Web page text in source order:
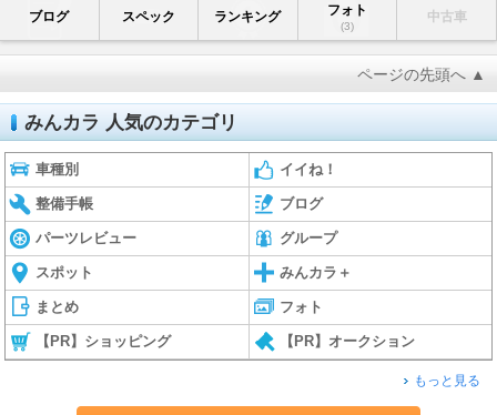
ブログ スペック ランキング フォト
(3)
中古車
ページの先頭へ ▲
みんカラ 人気のカテゴリ
車種別 イイね！
整備手帳 ブログ
パーツレビュー グループ
スポット みんカラ＋
まとめ フォト
【PR】ショッピング 【PR】オークション
もっと見る